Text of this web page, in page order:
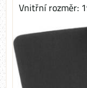
Vnitřní rozměr: